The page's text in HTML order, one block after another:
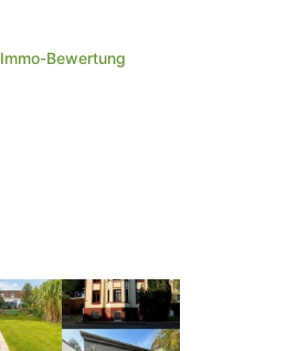
Immo-Bewertung